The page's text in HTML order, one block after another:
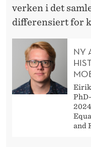
verken i det
differensiert for
NY
Eirik
and